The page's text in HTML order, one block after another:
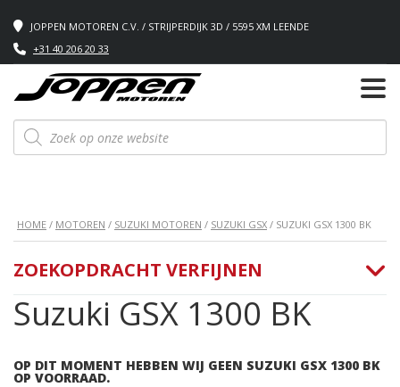
JOPPEN MOTOREN C.V. / STRIJPERDIJK 3D / 5595 XM LEENDE
+31 40 206 20 33
Producten
zoeken
HOME / MOTOREN / SUZUKI MOTOREN / SUZUKI GSX / SUZUKI GSX 1300 BK
Suzuki GSX 1300 BK
OP DIT MOMENT HEBBEN WIJ GEEN SUZUKI GSX 1300 BK
OP VOORRAAD.
ZOEKOPDRACHT VERFIJNEN